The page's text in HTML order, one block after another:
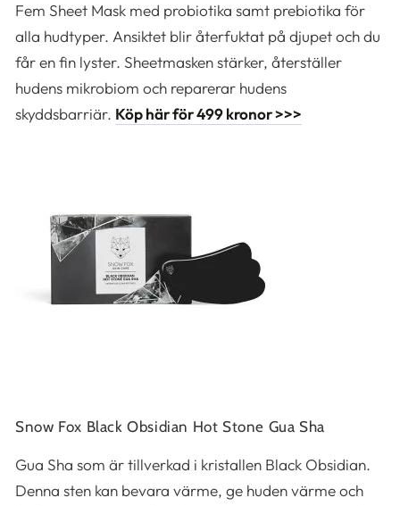
Fem Sheet Mask med probiotika samt prebiotika för
alla hudtyper. Ansiktet blir återfuktat på djupet och du
får en fin lyster. Sheetmasken stärker, återställer
hudens mikrobiom och reparerar hudens
skyddsbarriär. Köp här för 499 kronor >>>
Snow Fox Black Obsidian Hot Stone Gua Sha
Gua Sha som är tillverkad i kristallen Black Obsidian.
Denna sten kan bevara värme, ge huden värme och